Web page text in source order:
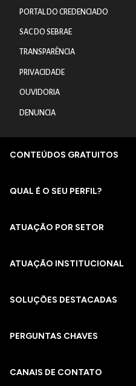
PORTAL DO CREDENCIADO
SAC DO SEBRAE
TRANSPARÊNCIA
PRIVACIDADE
OUVIDORIA
DENUNCIA
CONTEÚDOS GRATUITOS
QUAL É O SEU PERFIL?
ATUAÇÃO POR SETOR
ATUAÇÃO INSTITUCIONAL
SOLUÇÕES DESTACADAS
PERGUNTAS CHAVES​
CANAIS DE CONTATO